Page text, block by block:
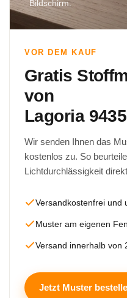
Bildschirm.
VOR DEM KAUF
Gratis
von
Lagoria 9435
Wir senden Ihnen das
kostenlos zu. So
Lichtdurchlässigkeit
Versandkostenfrei und
Muster am eigenen
Versand innerhalb von
Jetzt Muster